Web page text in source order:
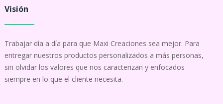
Visión
Trabajar día a día para que Maxi Creaciones sea mejor. Para
entregar nuestros productos personalizados a más personas,
sin olvidar los valores que nos caracterizan y enfocados
siempre en lo que el cliente necesita.